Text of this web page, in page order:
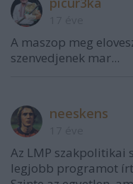
A maszop meg
szenvedjenek mar...
neeskens
Az LMP szakpolitikai
legjobb programot